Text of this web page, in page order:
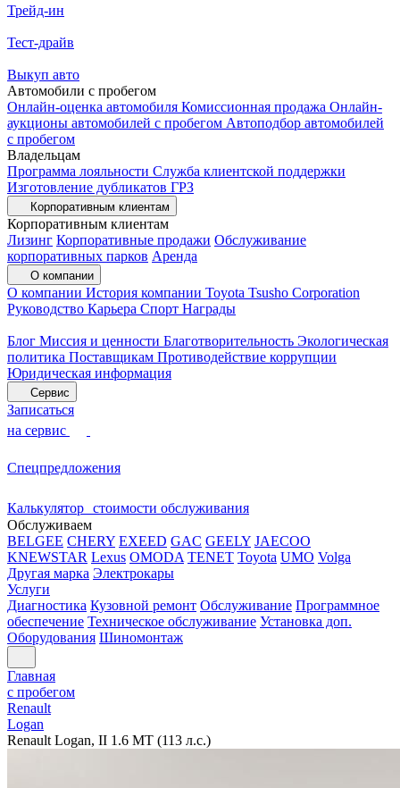
Трейд-ин
Тест-драйв
Выкуп авто
Автомобили с пробегом
Онлайн-оценка автомобиля Комиссионная продажа Онлайн-
аукционы автомобилей с пробегом Автоподбор автомобилей
с пробегом
Владельцам
Программа лояльности Служба клиентской поддержки
Изготовление дубликатов ГРЗ
Корпоративным клиентам
Корпоративным клиентам
Лизинг Корпоративные продажи Обслуживание
корпоративных парков Аренда
О компании
О компании История компании Toyota Tsusho Corporation
Руководство Карьера Спорт Награды
Блог Миссия и ценности Благотворительность Экологическая
политика Поставщикам Противодействие коррупции
Юридическая информация
Сервис
Записаться
на сервис
Спецпредложения
Калькулятор стоимости обслуживания
Обслуживаем
BELGEE CHERY EXEED GAC GEELY JAECOO
KNEWSTAR Lexus OMODA TENET Toyota UMO Volga
Другая марка Электрокары
Услуги
Диагностика Кузовной ремонт Обслуживание Программное
обеспечение Техническое обслуживание Установка доп.
Оборудования Шиномонтаж
Главная
с пробегом
Renault
Logan
Renault Logan, II 1.6 MT (113 л.с.)